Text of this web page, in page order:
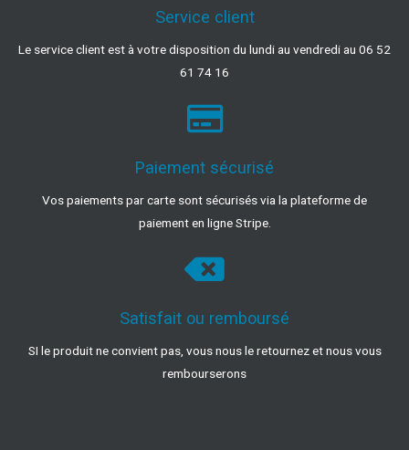
Service client
Le service client est à votre disposition du lundi au vendredi au 06 52
61 74 16
Paiement sécurisé
Vos paiements par carte sont sécurisés via la plateforme de
paiement en ligne Stripe.
Satisfait ou remboursé
SI le produit ne convient pas, vous nous le retournez et nous vous
rembourserons